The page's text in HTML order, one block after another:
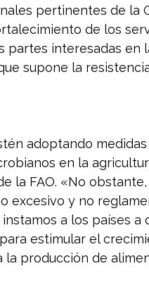
pertinentes de la
de los
partes interesadas en
supone la
adoptando
en la
la FAO. «No
excesivo y no
a los países a
estimular el
producción de